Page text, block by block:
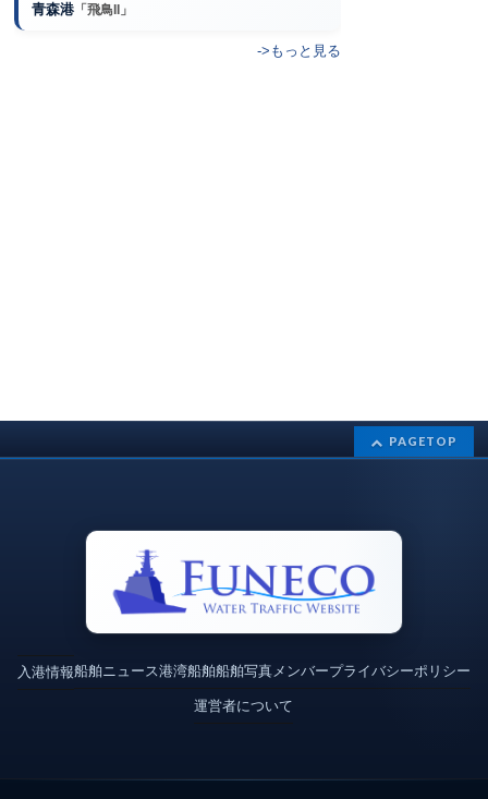
青森港 「飛鳥II」
->もっと見る
PAGETOP
入港情報船舶ニュース港湾船舶船舶写真メンバープライバシーポリシー
運営者について